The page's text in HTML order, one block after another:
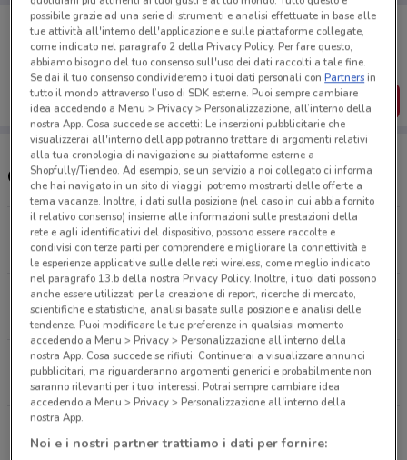
Porta DoveConviene sempre con te!
Puoi trovare le migliori offerte dei negozi vicino a te,
salvarle e creare la tua lista del risparmio, comodamente
dal tuo cellulare.
SCARICA L’APP
Orari e supermercati Eurospar
Angolo via Settembrini 156 Caserta
5.6 km
CHIUSO
Via XI Settembre Limatola
11.6 km
CHIUSO
Via Selva Ang. Via Miccoli Castello Di Cisterna
15 km
APERTO
Via Caduti Sul Lavoro, 42 Caiazzo
15.9 km
CHIUSO
possibile grazie ad una serie di strumenti e analisi effettuate in base alle
tue attività all'interno dell'applicazione e sulle piattaforme collegate,
come indicato nel paragrafo 2 della Privacy Policy. Per fare questo,
abbiamo bisogno del tuo consenso sull'uso dei dati raccolti a tale fine.
Se dai il tuo consenso condivideremo i tuoi dati personali conPartnersin
tutto il mondo attraverso l’uso di SDK esterne. Puoi sempre cambiare
idea accedendo a Menu > Privacy > Personalizzazione, all’interno della
nostra App. Cosa succede se accetti: Le inserzioni pubblicitarie che
visualizzerai all'interno dell’app potranno trattare di argomenti relativi
alla tua cronologia di navigazione su piattaforme esterne a
Shopfully/Tiendeo. Ad esempio, se un servizio a noi collegato ci informa
che hai navigato in un sito di viaggi, potremo mostrarti delle offerte a
tema vacanze. Inoltre, i dati sulla posizione (nel caso in cui abbia fornito
il relativo consenso) insieme alle informazioni sulle prestazioni della
rete e agli identificativi del dispositivo, possono essere raccolte e
condivisi con terze parti per comprendere e migliorare la connettività e
le esperienze applicative sulle delle reti wireless, come meglio indicato
nel paragrafo 13.b della nostra Privacy Policy. Inoltre, i tuoi dati possono
anche essere utilizzati per la creazione di report, ricerche di mercato,
scientifiche e statistiche, analisi basate sulla posizione e analisi delle
tendenze. Puoi modificare le tue preferenze in qualsiasi momento
accedendo a Menu > Privacy > Personalizzazione all'interno della
nostra App. Cosa succede se rifiuti: Continuerai a visualizzare annunci
pubblicitari, ma riguarderanno argomenti generici e probabilmente non
saranno rilevanti per i tuoi interessi. Potrai sempre cambiare idea
accedendo a Menu > Privacy > Personalizzazione all'interno della
nostra App.
Noi e i nostri partner trattiamo i dati per fornire: